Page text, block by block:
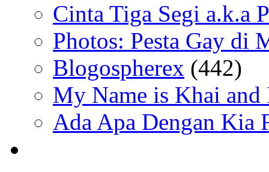
Cinta Tiga Segi a.k.a
Photos: Pesta Gay di
Blogospherex (442)
My Name is Khai
Ada Apa Dengan Kia